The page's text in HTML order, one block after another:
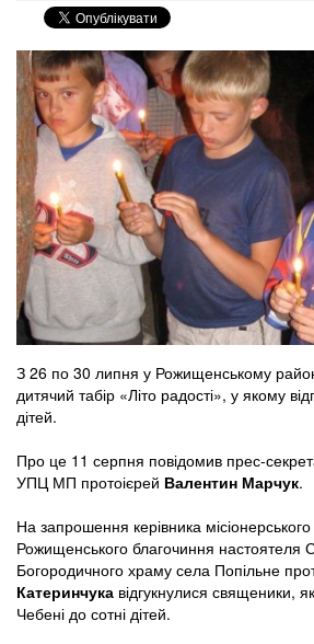
З 26 по 30 липня у Рожищенському
дитячий табір «Літо радості», у якому
дітей.
Про це 11 серпня повідомив прес-
УПЦ МП протоієрей Валентин Марчук.
На запрошення керівника місіонерського
Рожищенського благочиння настоятеля
Богородичного храму села Попільне
Катеринчука відгукнулися священики,
Чебені до сотні дітей.